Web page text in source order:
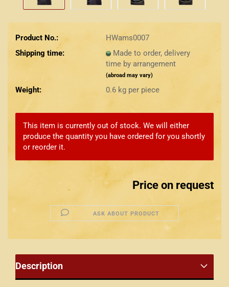
Product No.:
HWams0007
Shipping time:
Made to order, delivery
time by arrangement
(abroad may vary)
Weight: 0.6kg per piece
This item is currently out of stock. We will either
produce the quantity you have ordered for you shortly
or reorder it.
Price on request
ASK ABOUT PRODUCT
Description